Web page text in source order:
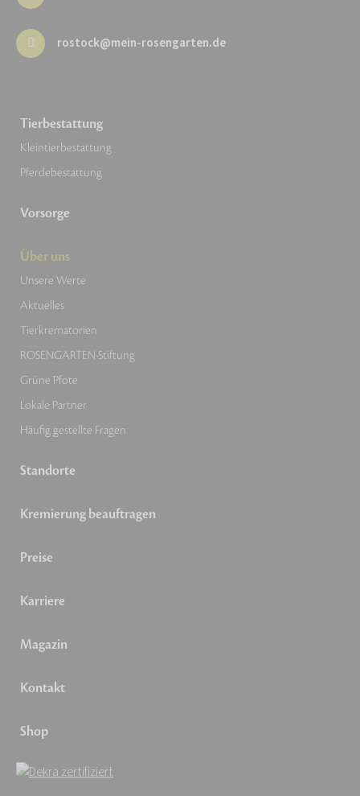
rostock@mein-rosengarten.de
Tierbestattung
Kleintierbestattung
Pferdebestattung
Vorsorge
Über uns
Unsere Werte
Aktuelles
Tierkrematorien
ROSENGARTEN-Stiftung
Grüne Pfote
Lokale Partner
Häufig gestellte Fragen
Standorte
Kremierung beauftragen
Preise
Karriere
Magazin
Kontakt
Shop